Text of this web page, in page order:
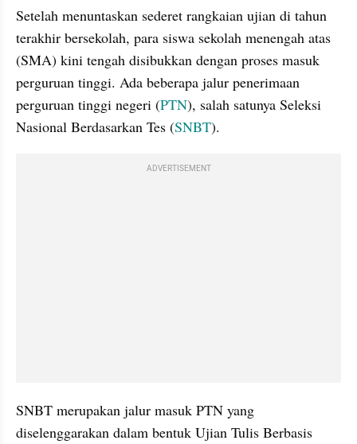
Setelah menuntaskan sederet rangkaian ujian di tahun
terakhir bersekolah, para siswa sekolah menengah atas
(SMA) kini tengah disibukkan dengan proses masuk
perguruan tinggi. Ada beberapa jalur penerimaan
perguruan tinggi negeri (PTN), salah satunya Seleksi
Nasional Berdasarkan Tes (SNBT).
ADVERTISEMENT
SNBT merupakan jalur masuk PTN yang
diselenggarakan dalam bentuk Ujian Tulis Berbasis